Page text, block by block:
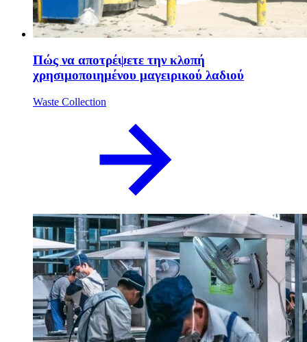
Πώς να αποτρέψετε την κλοπή
χρησιμοποιημένου μαγειρικού λαδιού
Waste Collection